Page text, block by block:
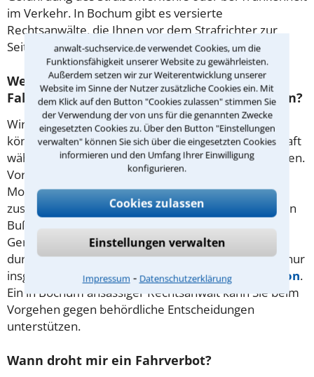
anwalt-suchservice.de verwendet Cookies, um die
Funktionsfähigkeit unserer Website zu gewährleisten.
Außerdem setzen wir zur Weiterentwicklung unserer
Website im Sinne der Nutzer zusätzliche Cookies ein. Mit
dem Klick auf den Button "Cookies zulassen" stimmen Sie
der Verwendung der von uns für die genannten Zwecke
eingesetzten Cookies zu. Über den Button "Einstellungen
verwalten" können Sie sich über die eingesetzten Cookies
informieren und den Umfang Ihrer Einwilligung
konfigurieren.
Cookies zulassen
Einstellungen verwalten
Impressum ⁃ Datenschutzerklärung
im Verkehr. In Bochum gibt es versierte
Rechtsanwälte, die Ihnen vor dem Strafrichter zur
Seite stehen können.
Welche Rechtsmittel gibt es gegen das
Fahrverbot und welche Ausnahmen bestehen?
Wird es wegen einer Ordnungswidrigkeit verhängt,
können Sie innerhalb von vier Monaten ab Rechtskraft
wählen, wann Sie IhrenFührerscheinabgeben wollen.
Voraussetzung ist, dass Sie sich in den letzten 24
Monaten nichts anderes im Straßenverkehr haben
zuschulden kommen lassen. Ein Einspruch gegen den
Bußgeldbescheid ist möglich. Dieser hat dann eine
Gerichtsverhandlung zur Folge. Wurde das Verbot
durch Strafurteil verhängt, können Sie es das Urteil nur
insgesamt anfechten – durch Berufung oder
Revision.
Ein in Bochum ansässiger Rechtsanwalt kann Sie beim
Vorgehen gegen behördliche Entscheidungen
unterstützen.
Wann droht mir ein Fahrverbot?